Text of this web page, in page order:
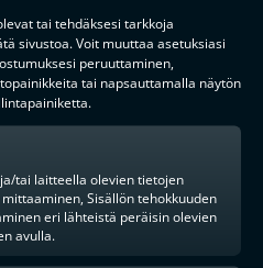
tai tehdäksesi tarkkoja
sivustoa. Voit muuttaa asetuksiasi
peruuttaminen,
tai napsauttamalla näytön
tai laitteella olevien tietojen
Sisällön tehokkuuden
eri lähteistä peräisin olevien
avulla.